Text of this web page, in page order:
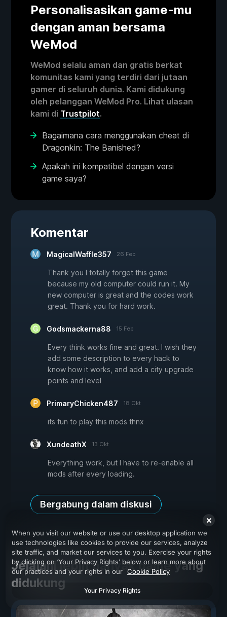
Personalisasikan game-mu
dengan aman bersama
WeMod
WeMod selalu aman dan gratis berkat
komunitas kami yang terdiri dari jutaan
gamer di seluruh dunia. Kami didukung
oleh pelanggan WeMod Pro. Lihat ulasan
kami di Trustpilot.
Bagaimana cara menggunakan cheat di
Dragonkin: The Banished?
Apakah ini kompatibel dengan versi
game saya?
Komentar
MagicalWaffle357 26 Feb
Thank you I totally forget this game
because my old computer could run it. My
new computer is great and the codes work
great. Thank you for hard work.
Godsmackerna88 15 Feb
Every think works fine and great. I wish they
add some description to every hack to
know how it works, and add a city upgrade
points and level
PrimaryChicken487 18 Okt
its fun to play this mods thnx
XundeathX 13 Okt
Everything work, but I have to re-enable all
mods after every loading.
Bergabung dalam diskusi
Jelajahi lebih banyak game yang
didukung
When you visit our website or use our desktop application we
use technologies like cookies to provide our services, analyze
site traffic, and market our services to you. Exercise your rights
by clicking on ‘Your Privacy Rights’ below or learn more about
our practices and your rights in our Cookie Policy
Your Privacy Rights